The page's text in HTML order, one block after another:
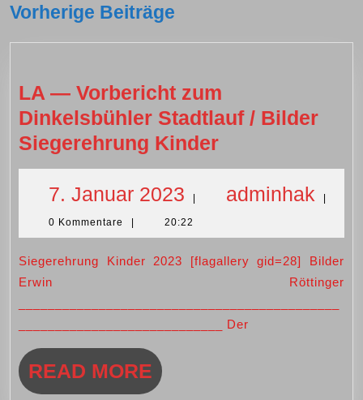
Vorherige Beiträge
LA — Vorbericht zum
Dinkelsbühler Stadtlauf / Bilder
Siegerehrung KinderLA
—
Vorbericht
Dinkelsbühler
Stadtlauf
Bilder
Siegerehrung
7. Januar 2023 7.
Januar
2023
adminhak
0 Kommentare 20:22
Siegerehrung Kinder 2023 [flagallery gid=28] Bilder
Erwin Röttinger
____________________________ Der
READ MORE READ